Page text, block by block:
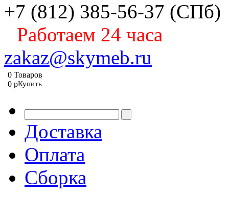
+7 (812) 385-56-37 (СПб)
Работаем 24 часа
zakaz@skymeb.ru
0 Товаров
0 pКупить
Доставка
Оплата
Сборка